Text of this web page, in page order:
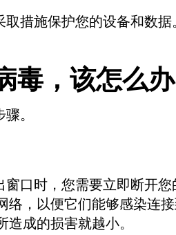
措施保护您的设备和数据
毒，该怎么办
。
口时，您需要立即断开
络，以便它们能够感染连
成的损害就越小。